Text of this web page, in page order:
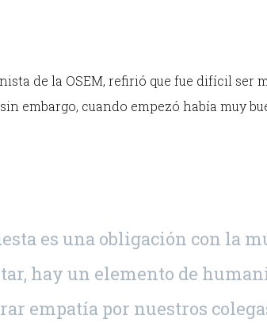
de la OSEM, refirió que fue difícil ser
embargo, cuando empezó había muy
es una obligación con la
hay un elemento de
empatía por nuestros